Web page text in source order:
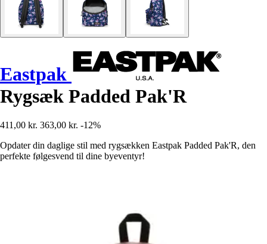
Eastpak
Rygsæk Padded Pak'R
411,00 kr. 363,00 kr. -12%
Opdater din daglige stil med rygsækken Eastpak Padded Pak'R, den
perfekte følgesvend til dine byeventyr!